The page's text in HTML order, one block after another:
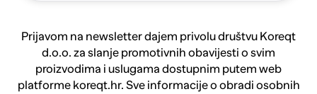
Prijavom na newsletter dajem privolu društvu Koreqt
d.o.o. za slanje promotivnih obavijesti o svim
proizvodima i uslugama dostupnim putem web
platforme koreqt.hr. Sve informacije o obradi osobnih